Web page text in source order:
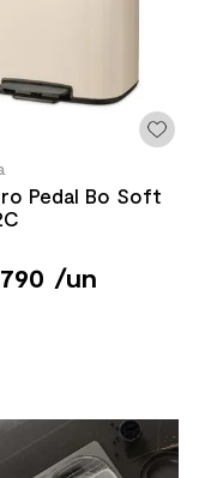
Pedal Bo Soft
790 /un